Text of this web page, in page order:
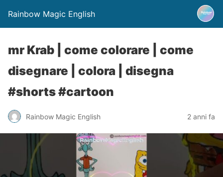
Rainbow Magic English
mr Krab | come colorare | come
disegnare | colora | disegna
#shorts #cartoon
Rainbow Magic English 2 anni fa